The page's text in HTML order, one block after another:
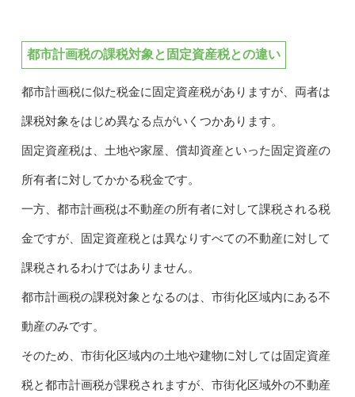
都市計画税の課税対象と固定資産税との違い
都市計画税に似た税金に固定資産税がありますが、両者は
課税対象をはじめ異なる点がいくつかあります。
固定資産税は、土地や家屋、償却資産といった固定資産の
所有者に対してかかる税金です。
一方、都市計画税は不動産の所有者に対して課税される税
金ですが、固定資産税とは異なりすべての不動産に対して
課税されるわけではありません。
都市計画税の課税対象となるのは、市街化区域内にある不
動産のみです。
そのため、市街化区域内の土地や建物に対しては固定資産
税と都市計画税が課税されますが、市街化区域外の不動産